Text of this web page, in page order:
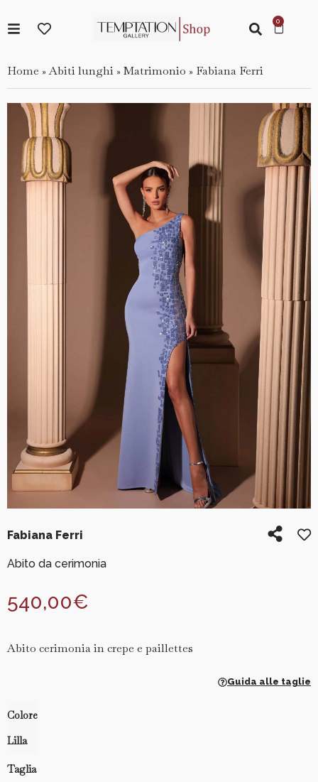
Home »Abiti lunghi » Matrimonio » Fabiana Ferri
Fabiana Ferri
Abito da cerimonia
540,00€
Abito cerimonia in crepe e paillettes
Guida alle taglie
Colore
Lilla
Taglia